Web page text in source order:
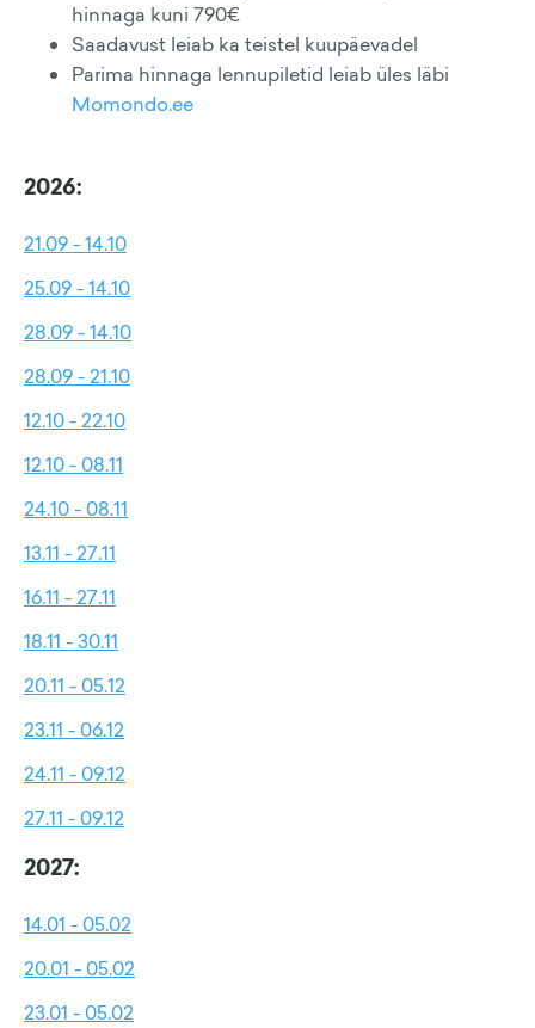
hinnaga kuni 790€
Saadavust leiab ka teistel kuupäevadel
Parima hinnaga lennupiletid leiab üles läbi
Momondo.ee
2026:
21.09 - 14.10
25.09 - 14.10
28.09 - 14.10
28.09 - 21.10
12.10 - 22.10
12.10 - 08.11
24.10 - 08.11
13.11 - 27.11
16.11 - 27.11
18.11 - 30.11
20.11 - 05.12
23.11 - 06.12
24.11 - 09.12
27.11 - 09.12
2027:
14.01 - 05.02
20.01 - 05.02
23.01 - 05.02